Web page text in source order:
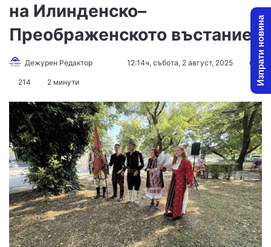
на Илинденско–
Преображенското въстание
Дежурен Редактор
Send12:14ч, събота, 2 август, 2025 0
214 2 минути Изпрати новина